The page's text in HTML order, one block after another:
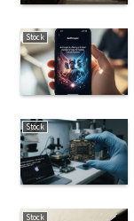
Stock
Stock
Stock